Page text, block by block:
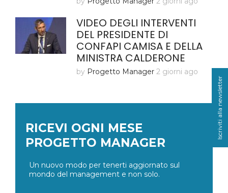
VIDEO DEGLI INTERVENTI
DEL PRESIDENTE DI
CONFAPI CAMISA E DELLA
MINISTRA CALDERONE
by Progetto Manager 2 giorni ago
RICEVI OGNI MESE
PROGETTO MANAGER
Un nuovo modo per tenerti aggiornato sul
mondo del management e non solo.
Iscriviti alla newsletter